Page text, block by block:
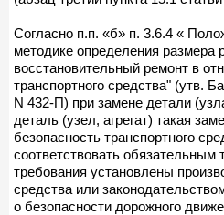
Согласно п.п. «б» п. 3.6.4 «
методике определения размера
восстановительный ремонт в
транспортного средства" (утв.
N 432-П) при замене детали
деталь (узел, агрегат) такая
безопасность транспортного
соответствовать обязательным
требования установлены
средства или
о безопасности дорожного